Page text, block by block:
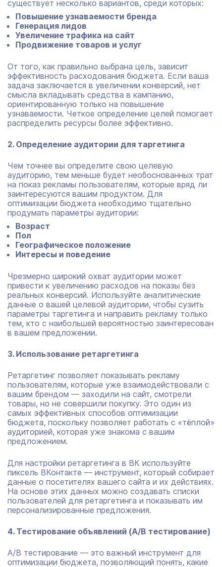
существует несколько вариантов, среди которых:
Повышение узнаваемости бренда
Генерация лидов
Увеличение трафика на сайт
Продвижение товаров и услуг
От того, как правильно выбрана цель, зависит
эффективность расходования бюджета. Если ваша
задача заключается в увеличении конверсий, нет
смысла вкладывать средства в кампанию,
ориентированную только на повышение
узнаваемости. Четкое определение целей помогает
распределить ресурсы более эффективно.
2. Определение аудитории для таргетинга
Чем точнее вы определите свою целевую
аудиторию, тем меньше будет необоснованных трат
на показ рекламы пользователям, которые вряд ли
заинтересуются вашим продуктом. Для
оптимизации бюджета необходимо тщательно
продумать параметры аудитории:
Возраст
Пол
Географическое положение
Интересы и поведение
Чрезмерно широкий охват аудитории может
привести к увеличению расходов на показы без
реальных конверсий. Используйте аналитические
данные о вашей целевой аудитории, чтобы сузить
параметры таргетинга и направить рекламу только
тем, кто с наибольшей вероятностью заинтересован
в вашем предложении.
3. Использование ретаргетинга
Ретаргетинг позволяет показывать рекламу
пользователям, которые уже взаимодействовали с
вашим брендом — заходили на сайт, смотрели
товары, но не совершили покупку. Это один из
самых эффективных способов оптимизации
бюджета, поскольку позволяет работать с «тёплой»
аудиторией, которая уже знакома с вашим
предложением.
Для настройки ретаргетинга в ВК используйте
пиксель ВКонтакте — инструмент, который собирает
данные о посетителях вашего сайта и их действиях.
На основе этих данных можно создавать списки
пользователей для ретаргетинга и показывать им
персонализированные предложения.
4. Тестирование объявлений (A/B тестирование)
A/B тестирование — это важный инструмент для
оптимизации бюджета, позволяющий понять, какие